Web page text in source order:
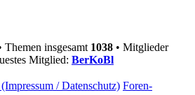
Themen insgesamt 1038 • Mitglieder
Mitglied: BerKoBl
/ Datenschutz) Foren-